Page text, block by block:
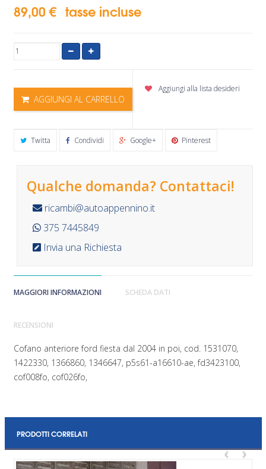
89,00 € tasse incluse
AGGIUNGI AL CARRELLO
Aggiungi alla lista desideri
Twitta Condividi Google+ Pinterest
Qualche domanda? Contattaci!
ricambi@autoappennino.it
375 7445849
Invia una Richiesta
MAGGIORI INFORMAZIONI SCHEDA DATI
RECENSIONI
Cofano anteriore ford fiesta dal 2004 in poi, cod. 1531070,
1422330, 1366860, 1346647, p5s61-a16610-ae, fd3423100,
cof008fo, cof026fo,
PRODOTTI CORRELATI
‹ ›